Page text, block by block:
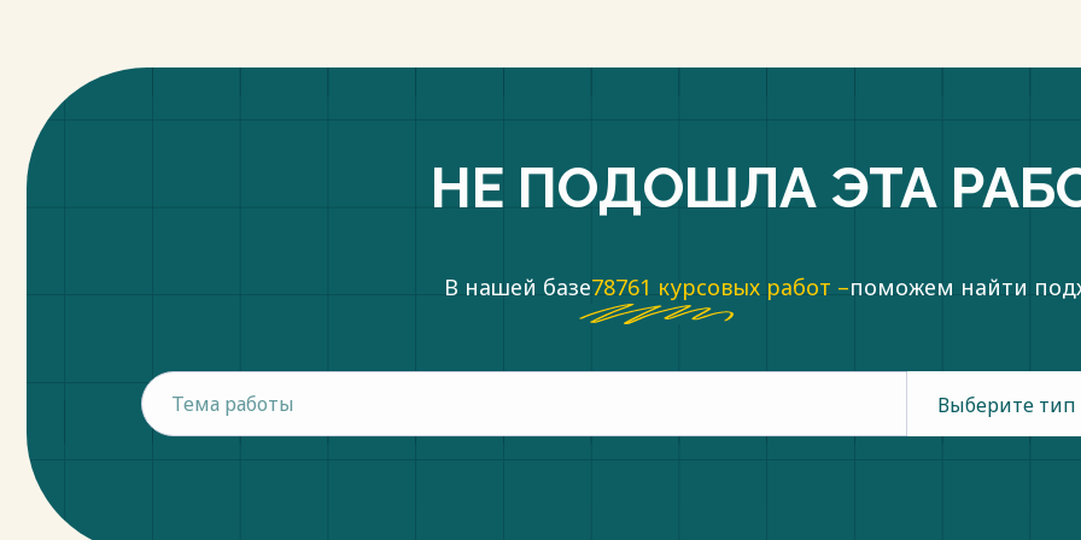
НЕ ПОДОШЛА ЭТА
В нашей базе78761 курсовых работ –поможем найти
Выберите тип